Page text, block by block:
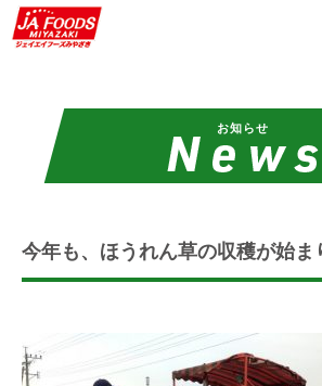
お知らせ
今年も、ほうれん草の収穫が始ま